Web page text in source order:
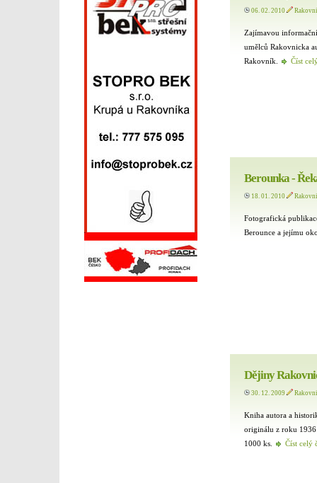
06. 02. 2010
Zajímavou
umělců Rakovnicka
Rakovník.
Číst
Berounka -
18. 01. 2010
Fotografická
Berounce a jejímu
Dějiny
30. 12. 2009
Kniha autora a
originálu z roku 1936
1000 ks.
Číst celý